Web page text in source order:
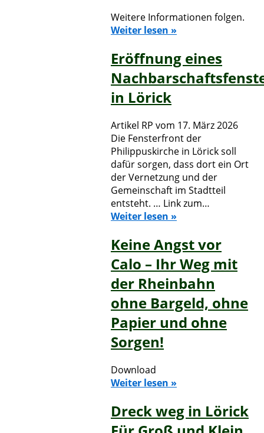
Weitere Informationen folgen.
Weiter lesen »
Eröffnung eines
in Lörick
Artikel RP vom 17. März 2026
Die Fensterfront der
Philippuskirche in Lörick soll
dafür sorgen, dass dort ein Ort
der Vernetzung und der
Gemeinschaft im Stadtteil
entsteht. … Link zum…
Weiter lesen »
Keine Angst vor
Calo – Ihr Weg mit
der Rheinbahn
ohne Bargeld, ohne
Papier und ohne
Sorgen!
Download
Weiter lesen »
Dreck weg in Lörick